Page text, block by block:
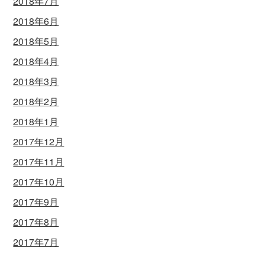
2018年6月
2018年5月
2018年4月
2018年3月
2018年2月
2018年1月
2017年12月
2017年11月
2017年10月
2017年9月
2017年8月
2017年7月